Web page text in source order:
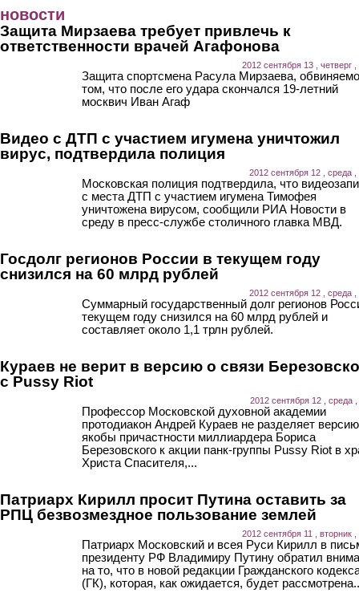
новости
Защита Мирзаева требует привлечь к
ответственности врачей Агафонова
2012 сентября 13 , четверг ,
Защита спортсмена Расула Мирзаева,
том, что после его удара скончался 19-летний
москвич Иван Агаф
Видео с ДТП с участием игумена уничтожил
вирус, подтвердила полиция
2012 сентября 12 , среда ,
Московская полиция подтвердила, что
с места ДТП с участием игумена Тимофея
уничтожена вирусом, сообщили РИА Новости в
среду в пресс-службе столичного главка МВД.
Госдолг регионов России в текущем году
снизился на 60 млрд рублей
2012 сентября 12 , среда ,
Суммарный государственный долг регионов
текущем году снизился на 60 млрд рублей и
составляет около 1,1 трлн рублей.
Кураев не верит в версию о связи
с Pussy Riot
2012 сентября 12 , среда ,
Профессор Московской духовной академии
протодиакон Андрей Кураев не разделяет
якобы причастности миллиардера Бориса
Березовского к акции панк-группы Pussy Riot в
Христа Спасителя,...
Патриарх Кирилл просит Путина оставить за
РПЦ безвозмездное пользование землей
2012 сентября 11 , вторник ,
Патриарх Московский и всея Руси Кирилл в
президенту РФ Владимиру Путину обратил
на то, что в новой редакции Гражданского
(ГК), которая, как ожидается, будет